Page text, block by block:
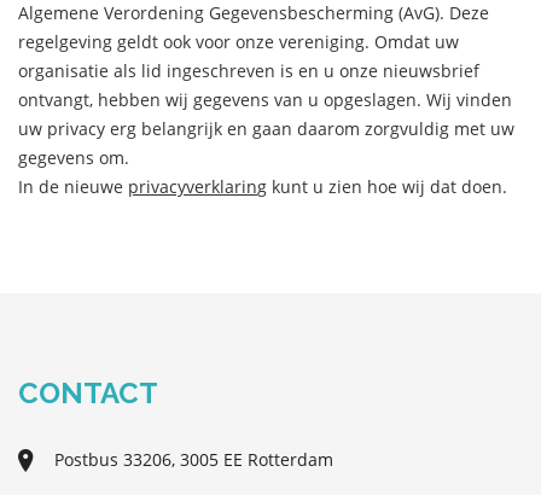
Algemene Verordening Gegevensbescherming (AvG). Deze
regelgeving geldt ook voor onze vereniging. Omdat uw
organisatie als lid ingeschreven is en u onze nieuwsbrief
ontvangt, hebben wij gegevens van u opgeslagen. Wij vinden
uw privacy erg belangrijk en gaan daarom zorgvuldig met uw
gegevens om.
In de nieuwe privacyverklaring kunt u zien hoe wij dat doen.
CONTACT
Postbus 33206, 3005 EE Rotterdam